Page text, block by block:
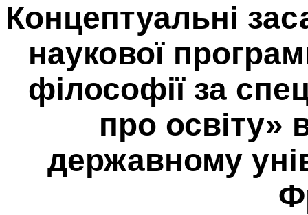
Концептуальні
наукової
філософії за
про освіту»
державному